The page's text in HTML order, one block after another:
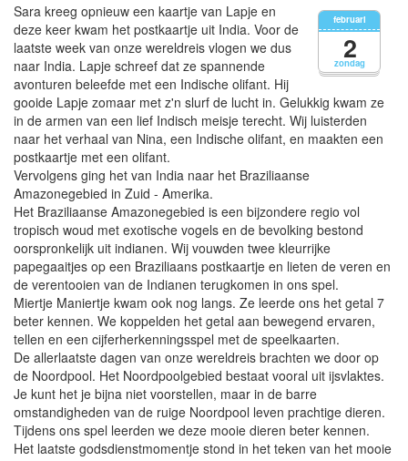
zondag
februari
2
Sara kreeg opnieuw een kaartje van Lapje en
deze keer kwam het postkaartje uit India. Voor de
laatste week van onze wereldreis vlogen we dus
naar India. Lapje schreef dat ze spannende
avonturen beleefde met een Indische olifant. Hij
gooide Lapje zomaar met z'n slurf de lucht in. Gelukkig kwam ze
in de armen van een lief Indisch meisje terecht. Wij luisterden
naar het verhaal van Nina, een Indische olifant, en maakten een
postkaartje met een olifant.
Vervolgens ging het van India naar het Braziliaanse
Amazonegebied in Zuid - Amerika.
Het Braziliaanse Amazonegebied is een bijzondere regio vol
tropisch woud met exotische vogels en de bevolking bestond
oorspronkelijk uit indianen. Wij vouwden twee kleurrijke
papegaaitjes op een Braziliaans postkaartje en lieten de veren en
de verentooien van de Indianen terugkomen in ons spel.
Miertje Maniertje kwam ook nog langs. Ze leerde ons het getal 7
beter kennen. We koppelden het getal aan bewegend ervaren,
tellen en een cijferherkenningsspel met de speelkaarten.
De allerlaatste dagen van onze wereldreis brachten we door op
de Noordpool. Het Noordpoolgebied bestaat vooral uit ijsvlaktes.
Je kunt het je bijna niet voorstellen, maar in de barre
omstandigheden van de ruige Noordpool leven prachtige dieren.
Tijdens ons spel leerden we deze mooie dieren beter kennen.
Het laatste godsdienstmomentje stond in het teken van het mooie